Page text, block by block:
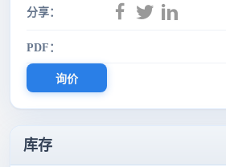
分享：
PDF：
询价
库存